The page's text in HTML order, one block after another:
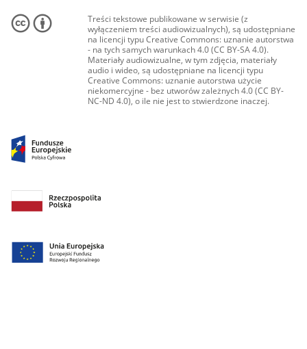
Treści tekstowe publikowane w serwisie (z
wyłączeniem treści audiowizualnych), są udostępniane
na licencji typu Creative Commons: uznanie autorstwa
- na tych samych warunkach 4.0 (CC BY-SA 4.0).
Materiały audiowizualne, w tym zdjęcia, materiały
audio i wideo, są udostępniane na licencji typu
Creative Commons: uznanie autorstwa użycie
niekomercyjne - bez utworów zależnych 4.0 (CC BY-
NC-ND 4.0), o ile nie jest to stwierdzone inaczej.